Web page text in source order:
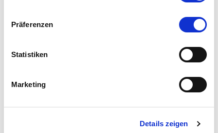
Bestimmte Inhalte wie bspw. die Nutzung unserer
Verwendung von Cookies!
Präferenzen
Statistiken
Marketing
Details zeigen